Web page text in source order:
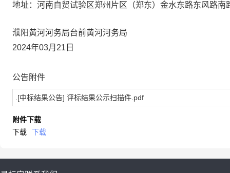
地址： 河南自贸试验区郑州片区（郑东）金水东路东风路南
濮阳黄河河务局台前黄河河务局
2024年03月 21 日
公告附件
[中标结果公告] 评标结果公示扫描件.pdf
附件下载
下载
下载